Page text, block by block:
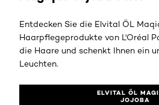
Entdecken Sie die Elvital ÖL
Haarpflegeprodukte von L'Oréal
die Haare und schenkt Ihnen ein
Leuchten.
ELVITAL ÖL
JOJOBA